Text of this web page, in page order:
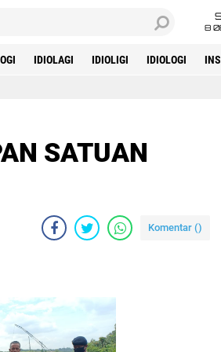
8
IDIOLAGI IDIOLIGI IDIOLOGI
SATUAN
Komentar ()